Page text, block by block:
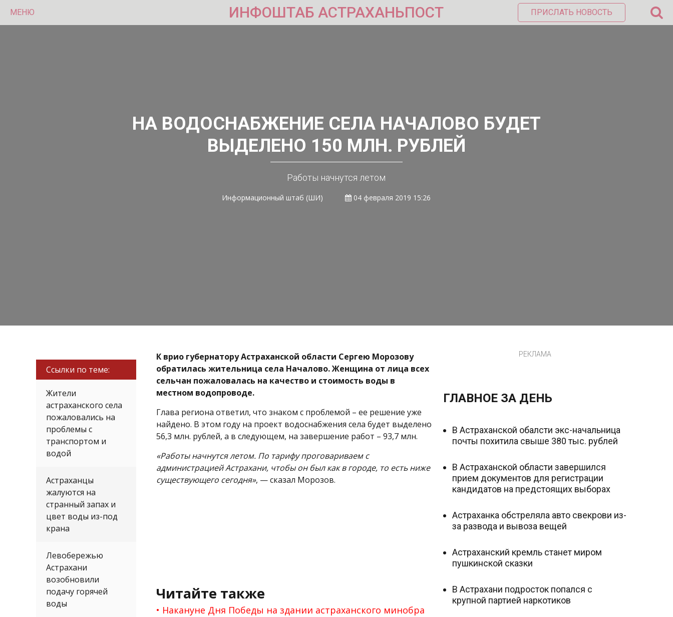
МЕНЮ ИНФОШТАБ АСТРАХАНЬПОСТ ПРИСЛАТЬ НОВОСТЬ
НА ВОДОСНАБЖЕНИЕ СЕЛА НАЧАЛОВО БУДЕТ
ВЫДЕЛЕНО 150 МЛН. РУБЛЕЙ
Работы начнутся летом
Информационный штаб (ШИ) 04 февраля 2019 15:26
Ссылки по теме:
Жители
астраханского села
пожаловались на
проблемы с
транспортом и
водой
Астраханцы
жалуются на
странный запах и
цвет воды из-под
крана
Левобережью
Астрахани
возобновили
подачу горячей
воды
К врио губернатору Астраханской области Сергею Морозову
обратилась жительница села Началово. Женщина от лица всех
сельчан пожаловалась на качество и стоимость воды в
местном водопроводе.
Глава региона ответил, что знаком с проблемой – ее решение уже
найдено. В этом году на проект водоснабжения села будет выделено
56,3 млн. рублей, а в следующем, на завершение работ – 93,7 млн.
«Работы начнутся летом. По тарифу проговариваем с
администрацией Астрахани, чтобы он был как в городе, то есть ниже
существующего сегодня», — сказал Морозов.
Читайте также
Накануне Дня Победы на здании астраханского минобра
РЕКЛАМА
ГЛАВНОЕ ЗА ДЕНЬ
В Астраханской обалсти экс-начальница
почты похитила свыше 380 тыс. рублей
В Астраханской области завершился
прием документов для регистрации
кандидатов на предстоящих выборах
Астраханка обстреляла авто свекрови из-
за развода и вывоза вещей
Астраханский кремль станет миром
пушкинской сказки
В Астрахани подросток попался с
крупной партией наркотиков